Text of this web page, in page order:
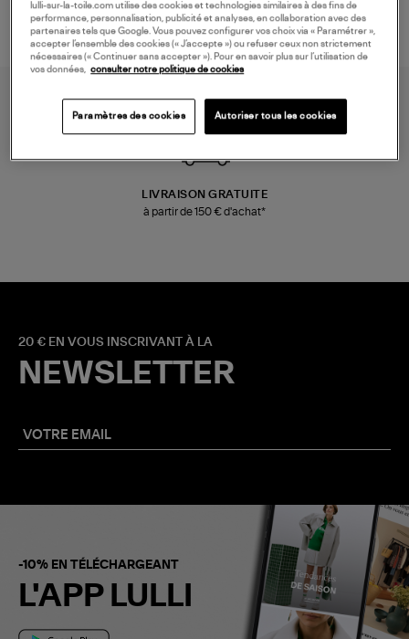
LIVRAISON GRATUITE
à partir de 150 € d'achat*
20 € EN VOUS INSCRIVANT À LA
NEWSLETTER
-10% EN TÉLÉCHARGEANT
L'APP LULLI
lulli-sur-la-toile.com utilise des cookies et technologies similaires à des fins de
performance, personnalisation, publicité et analyses, en collaboration avec des
partenaires tels que Google. Vous pouvez configurer vos choix via « Paramétrer »,
accepter l’ensemble des cookies (« J’accepte ») ou refuser ceux non strictement
nécessaires (« Continuer sans accepter »). Pour en savoir plus sur l’utilisation de
vos données, consulter notre politique de cookies
Paramètres des cookies Autoriser tous les cookies